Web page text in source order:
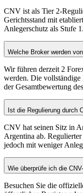
CNV ist als Tier 2-
Gerichtsstand mit
Anlegerschutz als Stufe 1.
Welche Broker werden
Wir führen derzeit 2
werden. Die vollständige
der Gesamtbewertung
Ist die Regulierung durch
CNV hat seinen Sitz in
Argentina ab.
jedoch mit weniger
Wie überprüfe ich die
Besuchen Sie die